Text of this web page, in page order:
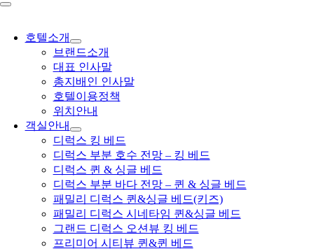
호텔소개
브랜드소개
대표 인사말
총지배인 인사말
호텔이용정책
위치안내
객실안내
디럭스 킹 베드
디럭스 부분 호수 전망 – 킹 베드
디럭스 퀸 & 싱글 베드
디럭스 부분 바다 전망 – 퀸 & 싱글 베드
패밀리 디럭스 퀸&싱글 베드(키즈)
패밀리 디럭스 시네타임 퀸&싱글 베드
그랜드 디럭스 오션뷰 킹 베드
프리미어 시티뷰 퀸&퀸 베드